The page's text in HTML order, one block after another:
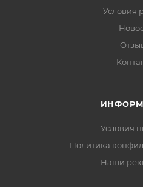
Условия
Условия
Политика
Наши